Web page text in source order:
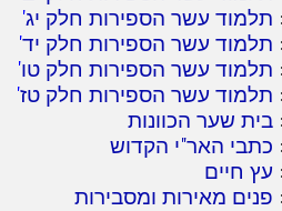
תלמוד עשר הספירות חלק יג'
תלמוד עשר הספירות חלק יד'
תלמוד עשר הספירות חלק טו'
תלמוד עשר הספירות חלק טז'
בית שער הכוונות
כתבי האר"י הקדוש
עץ חיים
פנים מאירות ומסבירות